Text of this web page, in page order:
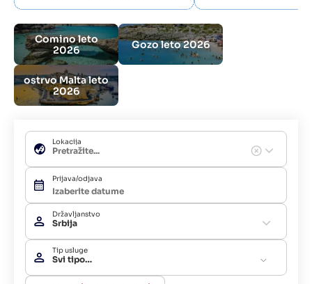
Comino leto
2026
Gozo leto 2026
ostrvo Malta leto
2026
Lokacija
Prijava/odjava
Državljanstvo
Srbija
Tip usluge
Svi tipovi usluga